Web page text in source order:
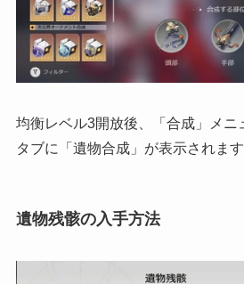
均衡レベル3開放後、「合成」メニ
タブに「遺物合成」が表示されます
遺物残骸の入手方法